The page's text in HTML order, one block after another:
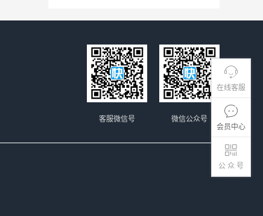
在线客服
会员中心
公 众 号
微信公众号
客服微信号